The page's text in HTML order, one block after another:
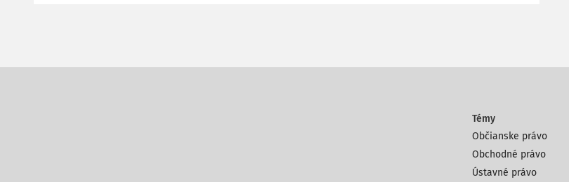
Témy
Občianske právo
Obchodné právo
Ústavné právo